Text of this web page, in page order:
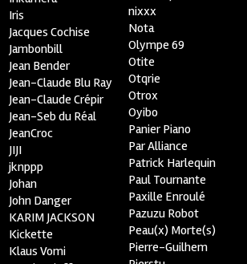
Iris
Jacques Cochise
Jambonbill
Jean Bender
Jean-Claude Blu Ray
Jean-Claude Crépir
Jean-Seb du Réal
JeanCroc
JIJI
jknppp
Johan
John Danger
KARIM JACKSON
Kickette
Klaus Vomi
nixxx
Nota
Olympe 69
Otite
Otqrie
Otrox
Oyibo
Panier Piano
Par Alliance
Patrick Harlequin
Paul Tournante
Paxille Enroulé
Pazuzu Robot
Peau(x) Morte(s)
Pierre-Guilhem